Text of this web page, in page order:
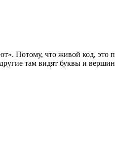
Потому, что живой код, это
там видят буквы и